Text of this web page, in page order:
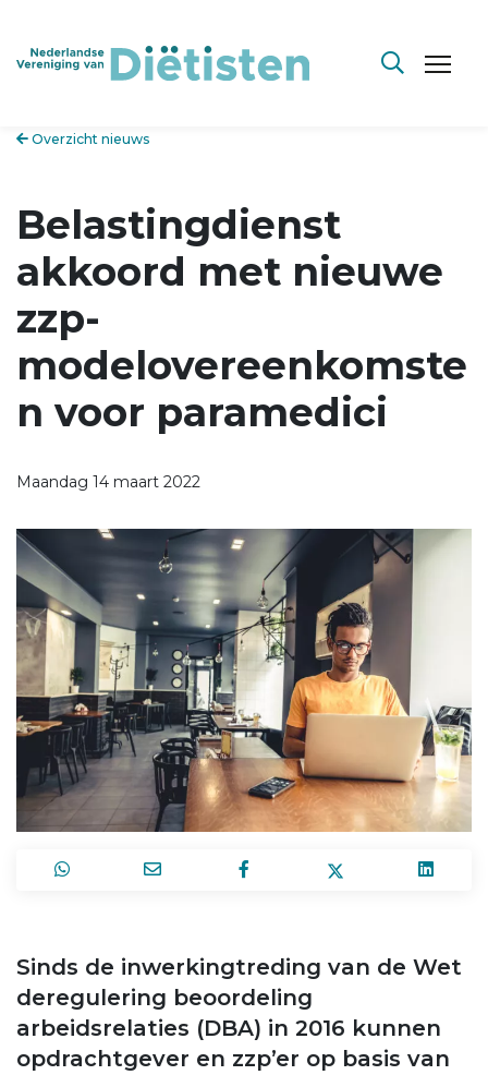
Overzicht nieuws
Belastingdienst
akkoord met nieuwe
zzp-
modelovereenkomste
n voor paramedici
Maandag 14 maart 2022
Sinds de inwerkingtreding van de Wet
deregulering beoordeling
arbeidsrelaties (DBA) in 2016 kunnen
opdrachtgever en zzp’er op basis van